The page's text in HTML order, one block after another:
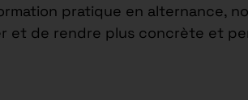
pratique en alternance,
et de rendre plus concrète et